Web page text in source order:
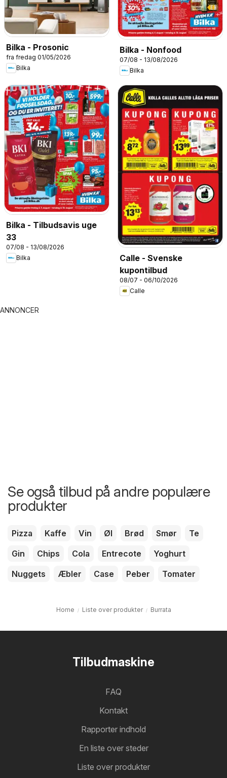
Bilka - Prosonic
fra fredag 01/05/2026
Bilka
Bilka - Nonfood
07/08 - 13/08/2026
Bilka
Bilka - Tilbudsavis uge
33
07/08 - 13/08/2026
Bilka
Calle - Svenske
kupontilbud
08/07 - 06/10/2026
Calle
ANNONCER
Se også tilbud på andre populære
produkter
Pizza Kaffe Vin Øl Brød Smør
Te
Gin
Chips Cola Entrecote
Yoghurt
Nuggets
Æbler Case Peber Tomater
Home Liste over produkter Burrata
Tilbudmaskine
FAQ
Kontakt
Rapporter indhold
En liste over steder
Liste over produkter